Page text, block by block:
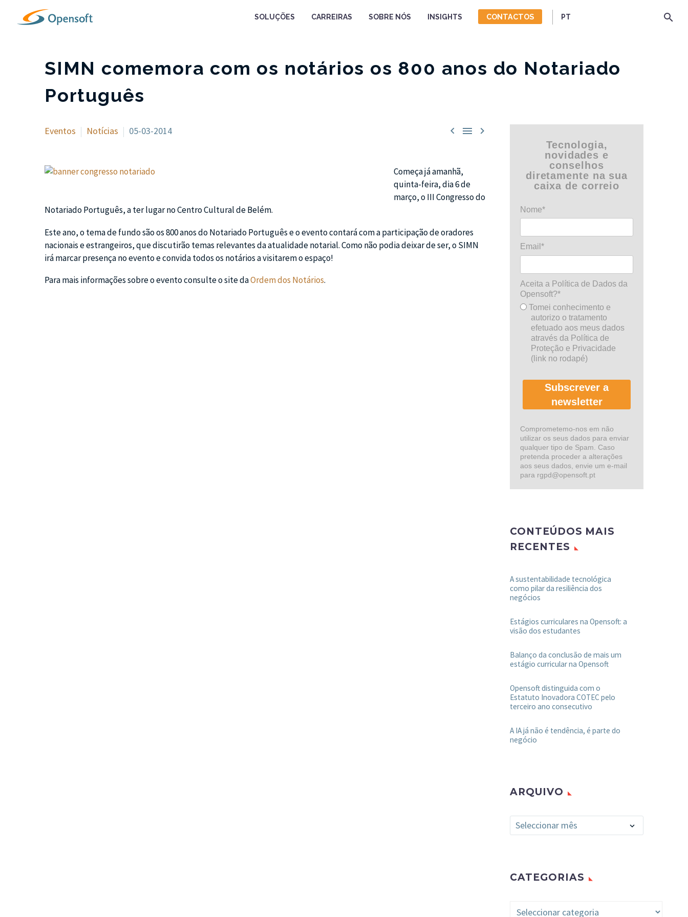
SOLUÇÕES CARREIRAS SOBRE NÓS INSIGHTS CONTACTOS PT
SIMN comemora com os notários os 800 anos do Notariado
Português
  
Eventos Notícias 05-03-2014
Começa já amanhã,
quinta-feira, dia 6 de
março, o III Congresso do
Notariado Português, a ter lugar no Centro Cultural de Belém.
Este ano, o tema de fundo são os 800 anos do Notariado Português e o evento contará com a participação de oradores
nacionais e estrangeiros, que discutirão temas relevantes da atualidade notarial. Como não podia deixar de ser, o SIMN
irá marcar presença no evento e convida todos os notários a visitarem o espaço!
Para mais informações sobre o evento consulte o site daOrdem dos Notários.
Tecnologia,
novidades e
conselhos
diretamente na sua
caixa de correio
Nome*
Email*
Aceita a Política de Dados da
Opensoft?*
Tomei conhecimento e
autorizo o tratamento
efetuado aos meus dados
através da Política de
Proteção e Privacidade
(link no rodapé)
Subscrever a
newsletter
Comprometemo-nos em não
utilizar os seus dados para enviar
qualquer tipo de Spam. Caso
pretenda proceder a alterações
aos seus dados, envie um e-mail
para rgpd@opensoft.pt
CONTEÚDOS MAIS
RECENTES
A sustentabilidade tecnológica
como pilar da resiliência dos
negócios
Estágios curriculares na Opensoft: a
visão dos estudantes
Balanço da conclusão de mais um
estágio curricular na Opensoft
Opensoft distinguida com o
Estatuto Inovadora COTEC pelo
terceiro ano consecutivo
A IA já não é tendência, é parte do
negócio
ARQUIVO
Arquivo
Seleccionar mês
CATEGORIAS
Categorias